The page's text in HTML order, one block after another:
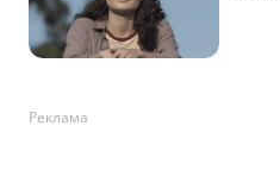
Реклама